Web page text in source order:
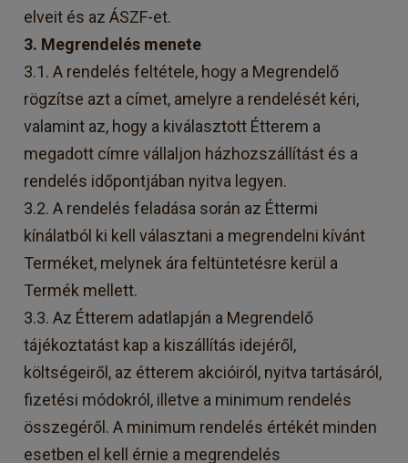
elveit és az ÁSZF-et.
3. Megrendelés menete
3.1. A rendelés feltétele, hogy a Megrendelő
rögzítse azt a címet, amelyre a rendelését kéri,
valamint az, hogy a kiválasztott Étterem a
megadott címre vállaljon házhozszállítást és a
rendelés időpontjában nyitva legyen.
3.2. A rendelés feladása során az Éttermi
kínálatból ki kell választani a megrendelni kívánt
Terméket, melynek ára feltüntetésre kerül a
Termék mellett.
3.3. Az Étterem adatlapján a Megrendelő
tájékoztatást kap a kiszállítás idejéről,
költségeiről, az étterem akcióiról, nyitva tartásáról,
fizetési módokról, illetve a minimum rendelés
összegéről. A minimum rendelés értékét minden
esetben el kell érnie a megrendelés